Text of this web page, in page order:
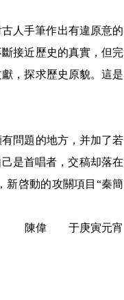
人手筆作出有違原意的
接近歷史的真實，但完
，探求歷史原貌。這是
問題的地方，并加了若
是首唱者，交稿却落在
新啓動的攻關項目 “秦簡
陳偉 于庚寅元宵